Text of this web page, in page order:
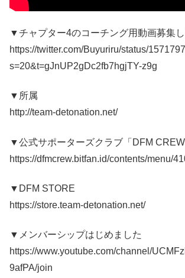
▼チャプター4のコーチング用動画募集し
https://twitter.com/Buyuriru/status/
s=20&t=gJnUP2gDc2fb7hgjTY-z9g
▼所属
http://team-detonation.net/
▼公式サポーターズクラブ「DFM
https://dfmcrew.bitfan.id/contents/menu/
▼DFM STORE
https://store.team-detonation.net/
▼メンバーシップはじめました
https://www.youtube.com/channel/
9afPA/join